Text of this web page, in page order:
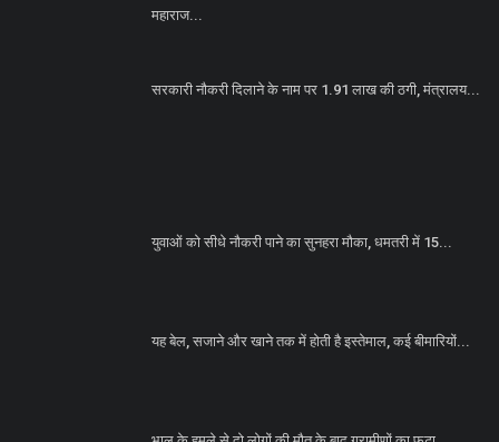
महाराज...
सरकारी नौकरी दिलाने के नाम पर 1.91 लाख की ठगी, मंत्रालय...
युवाओं को सीधे नौकरी पाने का सुनहरा मौका, धमतरी में 15...
यह बेल, सजाने और खाने तक में होती है इस्तेमाल, कई बीमारियों...